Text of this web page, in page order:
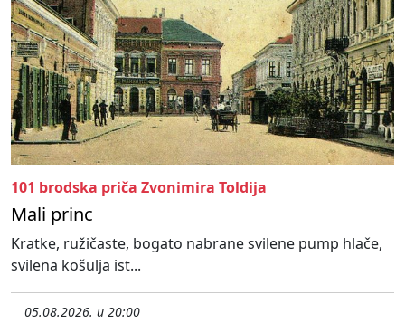
101 brodska priča Zvonimira Toldija
Mali princ
Kratke, ružičaste, bogato nabrane svilene pump hlače,
svilena košulja ist...
05.08.2026. u 20:00